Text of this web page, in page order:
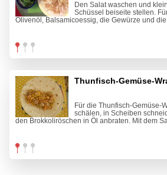
Den Salat waschen und
Schüssel beiseite stellen.
Olivenöl, Balsamicoessig, die Gewürze und
Thunfisch-Gemüse-
Für die Thunfisch-Gemüse-
schälen, in Scheiben
den Brokkoliröschen in Öl anbraten. Mit dem